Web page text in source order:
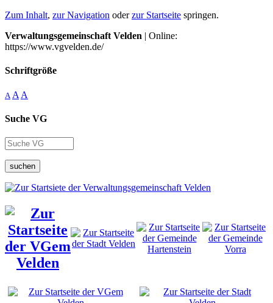
Zum Inhalt, zur Navigation oderzur Startseite springen.
Verwaltungsgemeinschaft Velden | Online:
https://www.vgvelden.de/
Schriftgröße
A A A
Suche VG
suchen